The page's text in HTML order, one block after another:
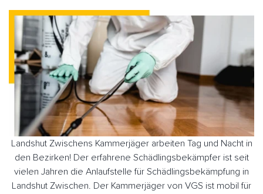
Landshut Zwischens Kammerjäger arbeiten Tag und Nacht in
den Bezirken! Der erfahrene Schädlingsbekämpfer ist seit
vielen Jahren die Anlaufstelle für Schädlingsbekämpfung in
Landshut Zwischen. Der Kammerjäger von VGS ist mobil für